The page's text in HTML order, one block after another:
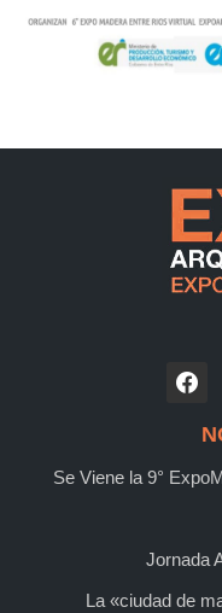
Se Viene la 9°
Jornada
La «ciudad de